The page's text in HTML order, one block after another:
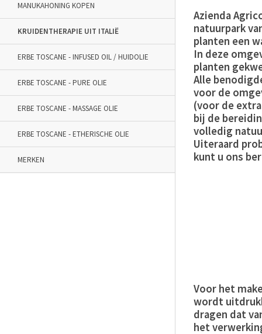
MANUKAHONING KOPEN
KRUIDENTHERAPIE UIT ITALIË
ERBE TOSCANE - INFUSED OIL / HUIDOLIE
ERBE TOSCANE - PURE OLIE
ERBE TOSCANE - MASSAGE OLIE
ERBE TOSCANE - ETHERISCHE OLIE
MERKEN
Azienda
natuurpark
planten een
In deze
planten
Alle
voor de
(voor de
bij de
volledig
Uiteraard
kunt u ons
Voor het
wordt
dragen dat
het